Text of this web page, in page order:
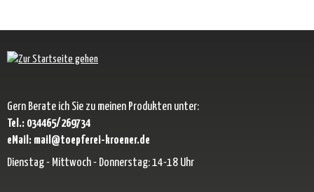
Gern Berate ich Sie zu meinen Produkten unter:
Tel.: 034465/269734
eMail: mail@toepferei-kroener.de
Dienstag - Mittwoch - Donnerstag: 14-18 Uhr